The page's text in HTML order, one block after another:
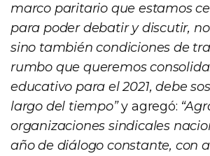
marco paritario que estamos
para poder debatir y discutir,
sino también condiciones de
rumbo que queremos
educativo para el 2021, debe
largo del tiempo”y agregó:
organizaciones sindicales
año de diálogo constante, con